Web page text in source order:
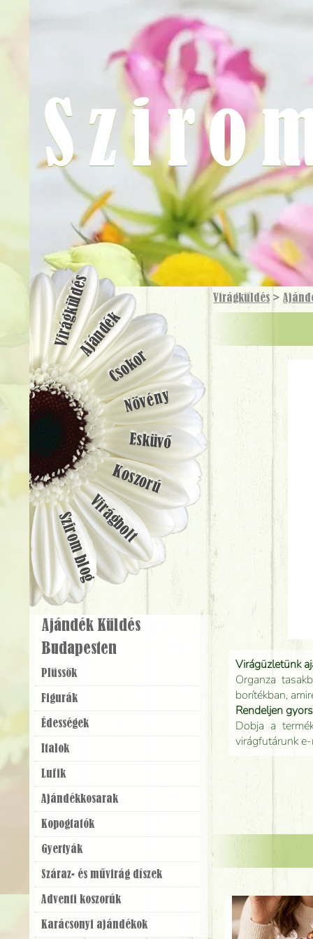
Virágküldés >
Virágüzletünk
Organza
borítékban,
Rendeljen
Dobja a
virágfutárunk
VirágküldésAjándék
Csokor
Növény
Esküvő
Koszorú
Virágbolt
Szirom blog
Ajándék Küldés
Budapesten
Plüssök
Figurák
Édességek
Italok
Lufik
Ajándék­kosarak
Kopogtatók
Gyertyák
Száraz- és művirág díszek
Adventi koszorúk
Karácsonyi ajándékok